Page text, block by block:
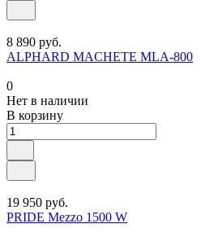
8 890 руб.
ALPHARD MACHETE MLA-800
0
Нет в наличии
В корзину
19 950 руб.
PRIDE Mezzo 1500 W